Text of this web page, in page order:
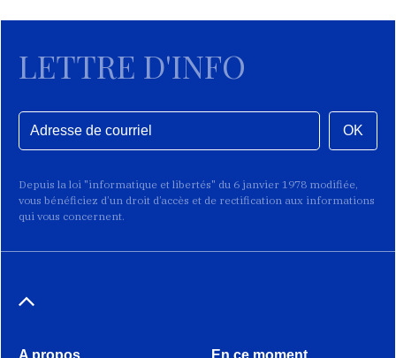
LETTRE D'INFO
OK
Depuis la loi "informatique et libertés" du 6 janvier 1978 modifiée,
vous bénéficiez d’un droit d’accès et de rectification aux informations
qui vous concernent.
A propos En ce moment